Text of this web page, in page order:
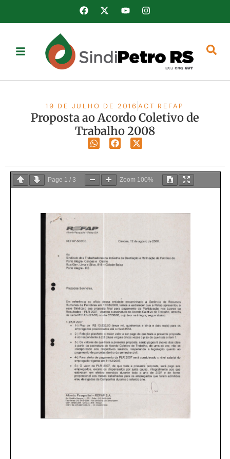
19 DE JULHO DE 2016 ACT REFAP
Proposta ao Acordo Coletivo de
Trabalho 2008
Page 1 / 3 Zoom 100%